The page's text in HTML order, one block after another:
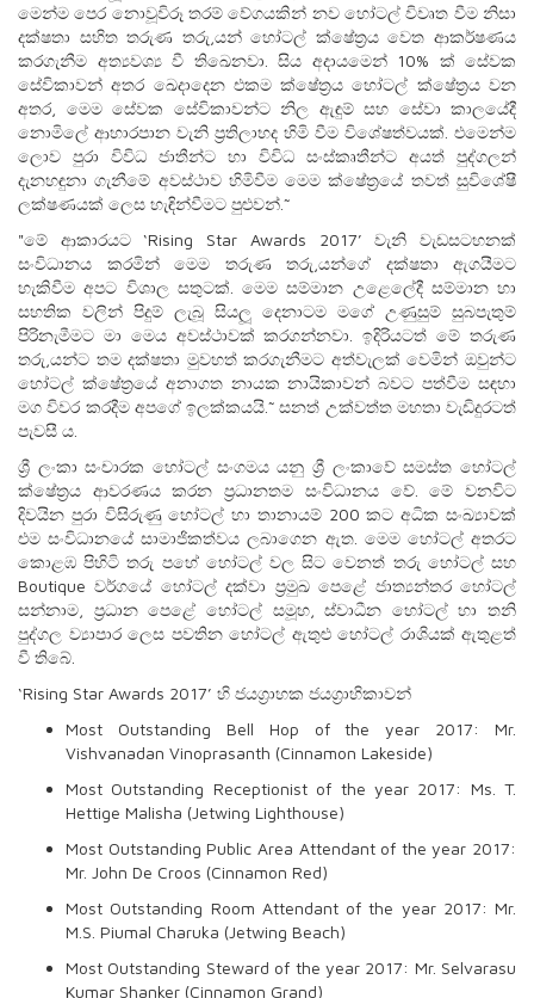
මෙන්ම පෙර නොවූවිරූ තරම් වේගයකින් නව හෝටල් විවෘත වීම නිසා
දක්ෂතා සහිත තරුණ තරු‚යන් හෝටල් ක්ෂේත්‍රය වෙත ආකර්ෂණය
කරගැනීම අත්‍යවශ්‍ය වී තිඛෙනවා. සිය අදායමෙන් 10% ක් සේවක
සේවිකාවන් අතර ඛෙදාදෙන එකම ක්ෂේත්‍රය හෝටල් ක්ෂේත්‍රය වන
අතර, මෙම සේවක සේවිකාවන්ට නිල ඇඳුම් සහ සේවා කාලයේදී
නොමිලේ ආහාරපාන වැනි ප්‍රතිලාභද හිමි වීම විශේෂත්වයක්. එමෙන්ම
ලොව පුරා විවිධ ජාතීන්ට හා විවිධ සංස්කෘතීන්ට අයත් පුද්ගලන්
දැනහඳුනා ගැනීමේ අවස්ථාව හිමිවීම මෙම ක්ෂේත්‍රයේ තවත් සුවිශේෂී
ලක්ෂණයක් ලෙස හැඳින්වීමට පුළුවන්.˜
"මේ ආකාරයට ‘Rising Star Awards 2017’ වැනි වැඩසටහනක්
සංවිධානය කරමින් මෙම තරුණ තරු‚යන්ගේ දක්ෂතා ඇගයීමට
හැකිවීම අපට විශාල සතුටක්. මෙම සම්මාන උළෙලේදී සම්මාන හා
සහතික වලින් පිදුම් ලැබූ සියලූ දෙනාටම මගේ උණුසුම් සුබපැතුම්
පිරිනැමීමට මා මෙය අවස්ථාවක් කරගන්නවා. ඉදිරියටත් මේ තරුණ
තරු‚යන්ට තම දක්ෂතා මුවහත් කරගැනීමට අත්වැලක් වෙමින් ඔවුන්ට
හෝටල් ක්ෂේත්‍රයේ අනාගත නායක නායිකාවන් බවට පත්වීම සඳහා
මග විවර කරදීම අපගේ ඉලක්කයයි.˜ සනත් උක්වත්ත මහතා වැඩිදුරටත්
පැවසී ය.
ශ්‍රී ලංකා සංචාරක හෝටල් සංගමය යනු ශ්‍රී ලංකාවේ සමස්ත හෝටල්
ක්ෂේත්‍රය ආවරණය කරන ප්‍රධානතම සංවිධානය වේ. මේ වනවිට
දිවයින පුරා විසිරුණු හෝටල් හා තානායම් 200 කට අධික සංඛ්‍යාවක්
එම සංවිධානයේ සාමාජිකත්වය ලබාගෙන ඇත. මෙම හෝටල් අතරට
කොළඹ පිහිටි තරු පහේ හෝටල් වල සිට වෙනත් තරු හෝටල් සහ
Boutique වර්ගයේ හෝටල් දක්වා ප්‍රමුඛ පෙළේ ජාත්‍යන්තර හෝටල්
සන්නාම, ප්‍රධාන පෙළේ හෝටල් සමූහ, ස්වාධීන හෝටල් හා තනි
පුද්ගල ව්‍යාපාර ලෙස පවතින හෝටල් ඇතුළු හෝටල් රාශියක් ඇතුළත්
වී තිබේ.
‘Rising Star Awards 2017’ හි ජයග්‍රාහක ජයග්‍රාහිකාවන්
Most Outstanding Bell Hop of the year 2017: Mr.
Vishvanadan Vinoprasanth (Cinnamon Lakeside)
Most Outstanding Receptionist of the year 2017: Ms. T.
Hettige Malisha (Jetwing Lighthouse)
Most Outstanding Public Area Attendant of the year 2017:
Mr. John De Croos (Cinnamon Red)
Most Outstanding Room Attendant of the year 2017: Mr.
M.S. Piumal Charuka (Jetwing Beach)
Most Outstanding Steward of the year 2017: Mr. Selvarasu
Kumar Shanker (Cinnamon Grand)